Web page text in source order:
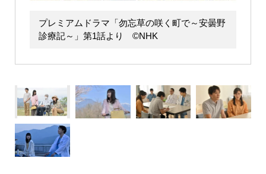
プレミアムドラマ「勿忘草の咲く町で～安曇野
診療記～」第1話より ©NHK